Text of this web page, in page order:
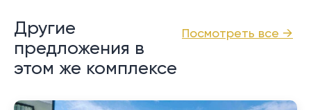
Посмотреть все →
Другие
предложения в
этом же комплексе